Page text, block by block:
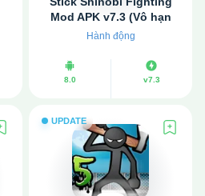
Mod APK v7.3 (Vô hạn
tiền, đá quý)
Hành động
8.0 v7.3
UPDATE